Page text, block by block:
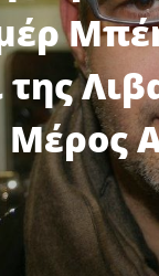
της
Μέρος